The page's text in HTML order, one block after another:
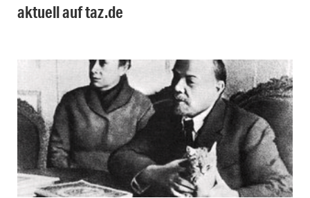
aktuell auf taz.de